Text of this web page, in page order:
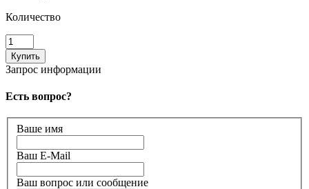
Количество
Запрос информации
Есть вопрос?
Ваше имя
Ваш E-Mail
Ваш вопрос или сообщение